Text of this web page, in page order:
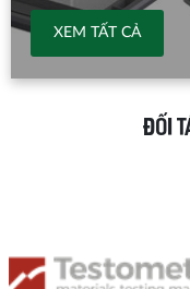
XEM TẤT CẢ
ĐỐI